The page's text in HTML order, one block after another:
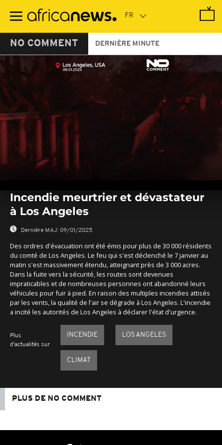
contenu
NO COMMENT DERNIÈRE MINUTE
seconds
seconds
Incendie meurtrier et dévastateur
à Los Angeles
Dernière MAJ: 09/01/2025
Des ordres d'évacuation ont été émis pour plus de 30 000 résidents
du comté de Los Angeles. Le feu qui s'est déclenché le 7 janvier au
matin s'est massivement étendu, atteignant près de 3 000 acres.
Dans la fuite vers la sécurité, les routes sont devenues
impraticables et de nombreuses personnes ont abandonné leurs
véhicules pour fuir à pied. En raison des multiples incendies attisés
par les vents, la qualité de l'air se dégrade à Los Angeles. L'incendie
a incité les autorités de Los Angeles à déclarer l'état d'urgence.
Plus
d'actualités sur
INCENDIE LOS ANGELES
CLIMAT
PLUS DE NO COMMENT